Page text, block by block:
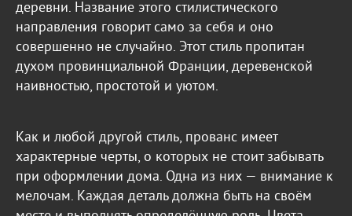
деревни. Название этого стилистического
направления говорит само за себя и оно
совершенно не случайно. Этот стиль пропитан
духом провинциальной Франции, деревенской
наивностью, простотой и уютом.
Как и любой другой стиль, прованс имеет
характерные черты, о которых не стоит забывать
при оформлении дома. Одна из них — внимание к
мелочам. Каждая деталь должна быть на своём